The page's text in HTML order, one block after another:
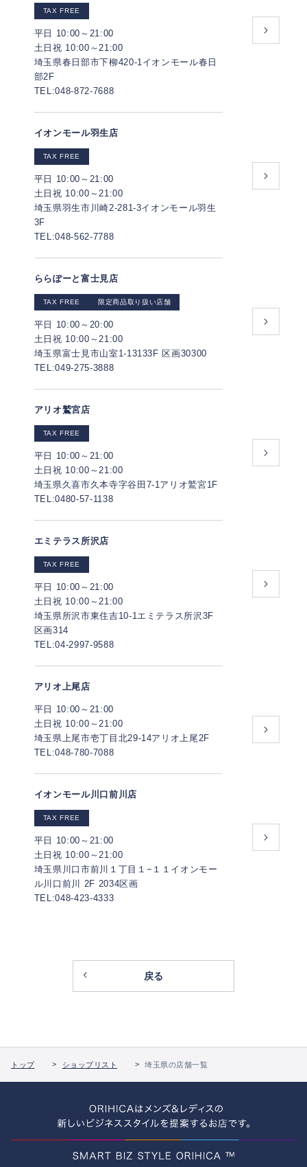
TAX FREE
平日 10:00～21:00
土日祝 10:00～21:00
埼玉県春日部市下柳420-1イオンモール春日
部2F
TEL:048-872-7688
イオンモール羽生店
TAX FREE
平日 10:00～21:00
土日祝 10:00～21:00
埼玉県羽生市川崎2-281-3イオンモール羽生
3F
TEL:048-562-7788
ららぽーと富士見店
TAX FREE 限定商品取り扱い店舗
平日 10:00～20:00
土日祝 10:00～21:00
埼玉県富士見市山室1-13133F 区画30300
TEL:049-275-3888
アリオ鷲宮店
TAX FREE
平日 10:00～21:00
土日祝 10:00～21:00
埼玉県久喜市久本寺字谷田7-1アリオ鷲宮1F
TEL:0480-57-1138
エミテラス所沢店
TAX FREE
平日 10:00～21:00
土日祝 10:00～21:00
埼玉県所沢市東住吉10-1エミテラス所沢3F
区画314
TEL:04-2997-9588
アリオ上尾店
平日 10:00～21:00
土日祝 10:00～21:00
埼玉県上尾市壱丁目北29-14アリオ上尾2F
TEL:048-780-7088
イオンモール川口前川店
TAX FREE
平日 10:00～21:00
土日祝 10:00～21:00
埼玉県川口市前川１丁目１−１１イオンモー
ル川口前川 2F 2034区画
TEL:048-423-4333
戻る
トップ ショップリスト 埼玉県の店舗一覧